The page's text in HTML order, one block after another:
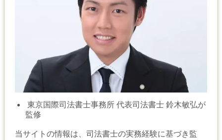
東京国際司法書士事務所 代表司法書士 鈴木敏弘が
監修
当サイトの情報は、司法書士の実務経験に基づき監